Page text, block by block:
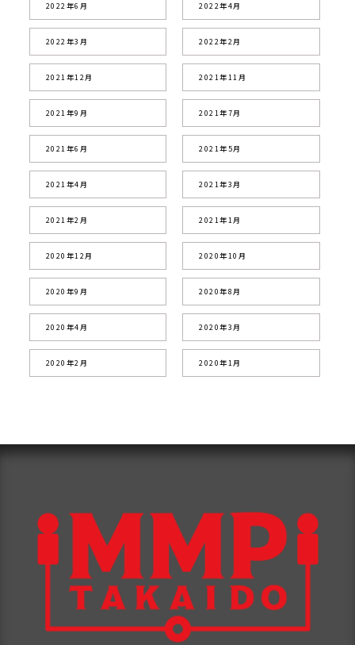
2022年6月 2022年4月
2022年3月 2022年2月
2021年12月 2021年11月
2021年9月 2021年7月
2021年6月 2021年5月
2021年4月 2021年3月
2021年2月 2021年1月
2020年12月 2020年10月
2020年9月 2020年8月
2020年4月 2020年3月
2020年2月 2020年1月